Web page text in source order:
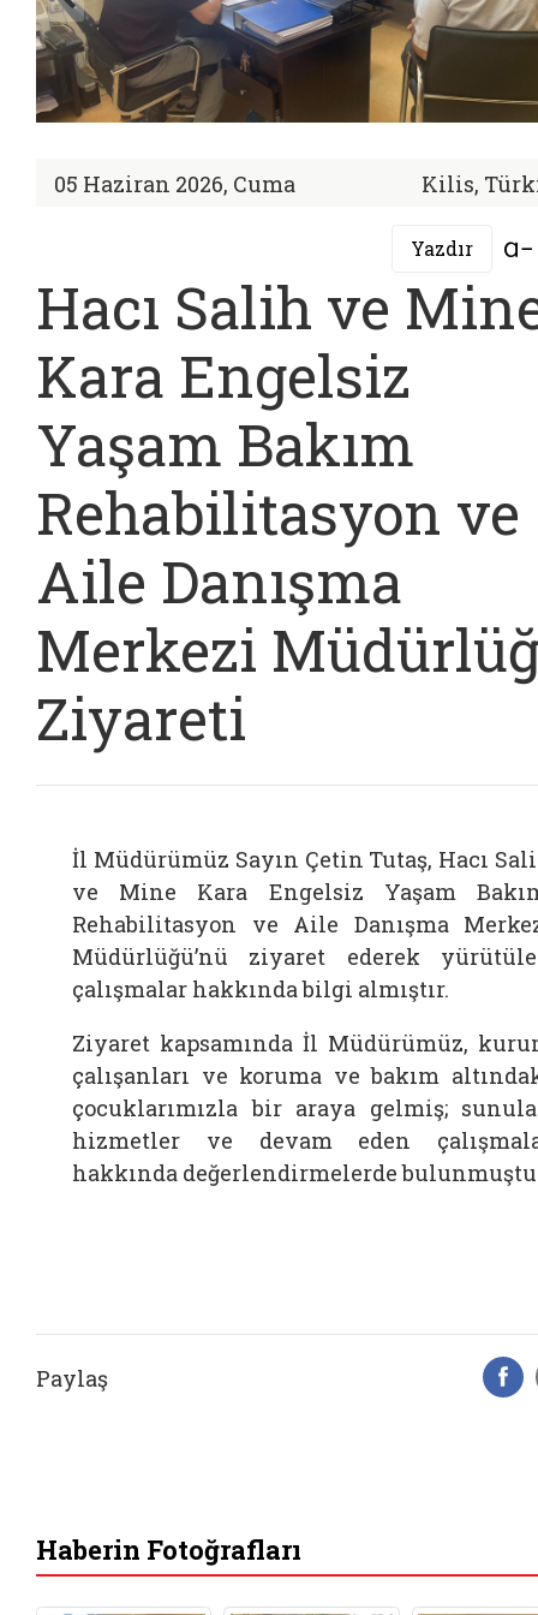
05 Haziran 2026, Cuma Kilis,
Yazdır
Hacı Salih ve
Kara Engelsiz
Yaşam Bakım
Rehabilitasyon ve
Aile Danışma
Merkezi
Ziyareti
İl Müdürümüz Sayın Çetin Tutaş, Hacı
ve Mine Kara Engelsiz Yaşam
Rehabilitasyon ve Aile Danışma
Müdürlüğü’nü ziyaret ederek
çalışmalar hakkında bilgi almıştır.
Ziyaret kapsamında İl Müdürümüz,
çalışanları ve koruma ve bakım
çocuklarımızla bir araya gelmiş;
hizmetler ve devam eden
hakkında değerlendirmelerde
Paylaş
Haberin Fotoğrafları